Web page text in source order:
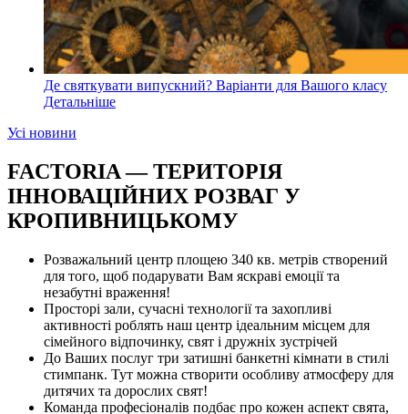
Де святкувати випускний? Варіанти для Вашого класу
Детальніше
Усі новини
FACTORIA — ТЕРИТОРІЯ
ІННОВАЦІЙНИХ РОЗВАГ У
КРОПИВНИЦЬКОМУ
Розважальний центр площею 340 кв. метрів створений
для того, щоб подарувати Вам яскраві емоції та
незабутні враження!
Просторі зали, сучасні технології та захопливі
активності роблять наш центр ідеальним місцем для
сімейного відпочинку, свят і дружніх зустрічей
До Ваших послуг три затишні банкетні кімнати в стилі
стимпанк. Тут можна створити особливу атмосферу для
дитячих та дорослих свят!
Команда професіоналів подбає про кожен аспект свята,